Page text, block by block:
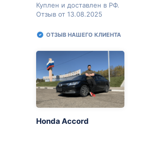
Куплен и доставлен в РФ.
Отзыв от 13.08.2025
ОТЗЫВ НАШЕГО КЛИЕНТА
Honda Accord